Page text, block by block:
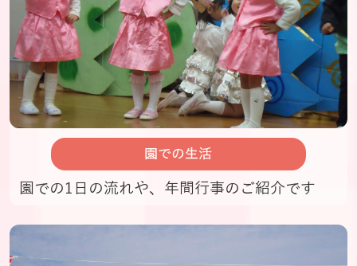
園での生活
園での1日の流れや、年間行事のご紹介です